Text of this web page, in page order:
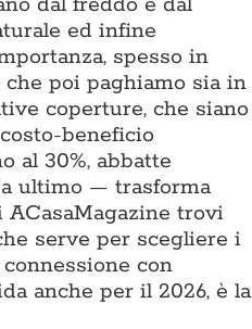
ed infine
spesso in
poi paghiamo sia in
coperture, che siano
beneficio
al 30%, abbatte
ultimo — trasforma
ACasaMagazine trovi
serve per scegliere i
con
anche per il 2026, è la